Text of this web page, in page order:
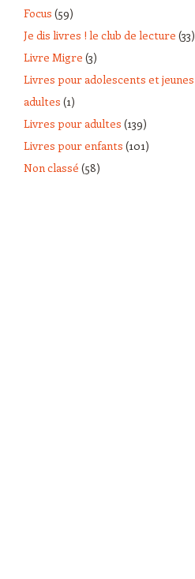
Focus (59)
Je dis livres ! le club de lecture (33)
Livre Migre (3)
Livres pour adolescents et jeunes
adultes (1)
Livres pour adultes (139)
Livres pour enfants (101)
Non classé (58)